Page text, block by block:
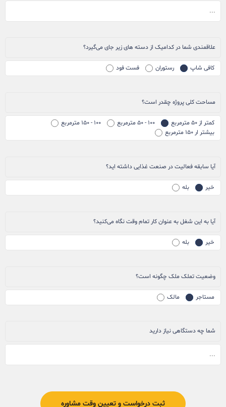
علاقمندی شما در کدامیک از دسته های زیر جای می‌گیرد؟
کافی شاپ رستوران فست فود
مساحت کلی پروژه چقدر است؟
کمتر از ۵۰ مترمربع ۱۰۰ - ۵۰ مترمربع
۱۰۰ - ۱۵۰ مترمربع
بیشتر ار ۱۵۰ مترمربع
آیا سابقه فعالیت در صنعت غذایی داشته اید؟
خیر بله
آیا به این شغل به عنوان کار تمام وقت نگاه می‌کنید؟
خیر بله
وضعیت تملک ملک چگونه است؟
مستاجر مالک
شما چه دستگاهی نیاز دارید